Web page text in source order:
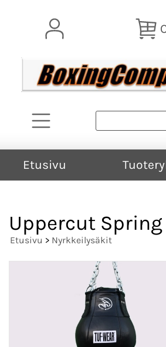
Etusivu
Uppercut
Etusivu > Nyrkkeilysäkit